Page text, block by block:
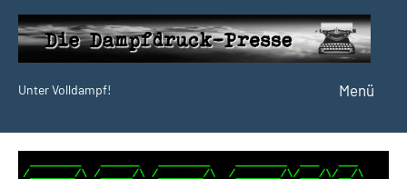
Zum
Inhalt
springen
Dampfdruck-
Presse
Unter Volldampf! Menü